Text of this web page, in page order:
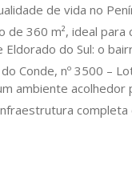
de vida no
de 360 m², ideal
do Sul: o
Conde, nº 3500 –
ambiente acolhedor